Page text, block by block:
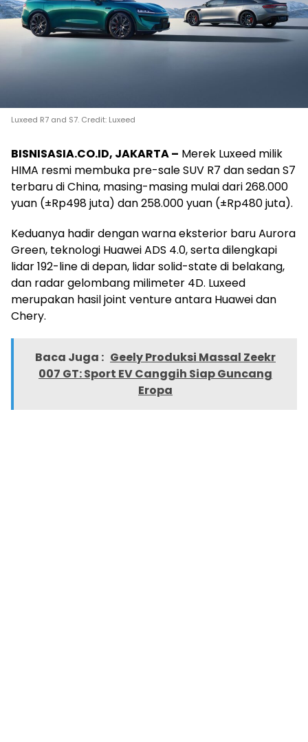
Luxeed R7 and S7. Credit: Luxeed
BISNISASIA.CO.ID, JAKARTA – Merek Luxeed milik
HIMA resmi membuka pre-sale SUV R7 dan sedan S7
terbaru di China, masing-masing mulai dari 268.000
yuan (±Rp498 juta) dan 258.000 yuan (±Rp480 juta).
Keduanya hadir dengan warna eksterior baru Aurora
Green, teknologi Huawei ADS 4.0, serta dilengkapi
lidar 192-line di depan, lidar solid-state di belakang,
dan radar gelombang milimeter 4D. Luxeed
merupakan hasil joint venture antara Huawei dan
Chery.
Baca Juga : Geely Produksi Massal Zeekr
007 GT: Sport EV Canggih Siap Guncang
Eropa